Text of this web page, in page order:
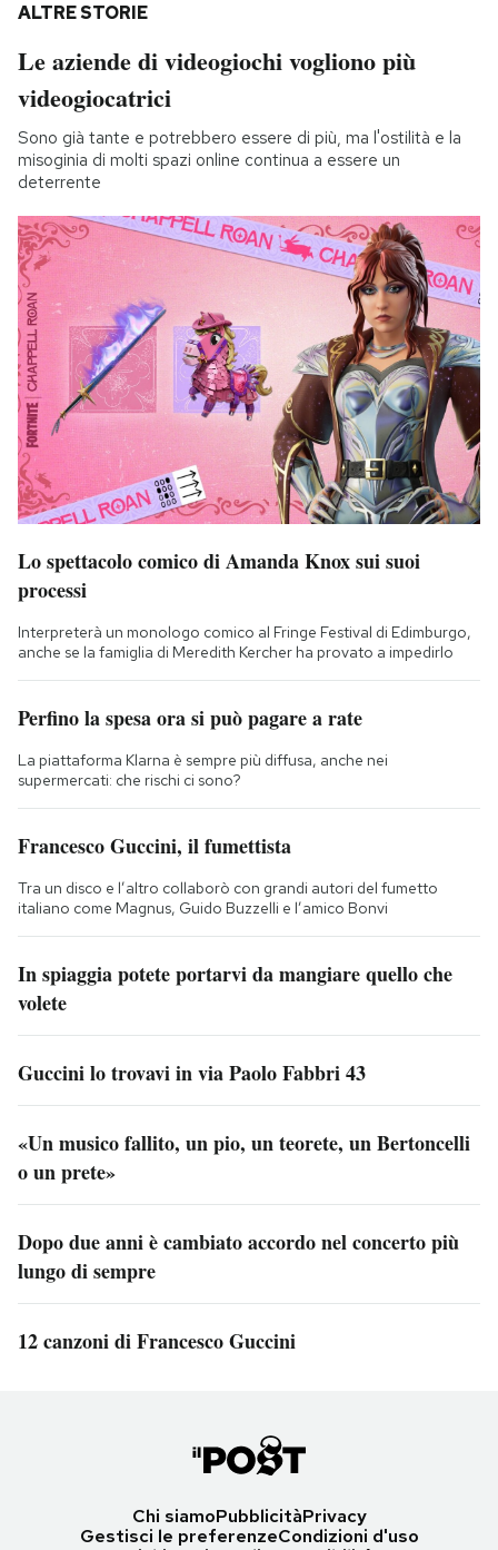
ALTRE STORIE
Le aziende di videogiochi vogliono più
videogiocatrici
Sono già tante e potrebbero essere di più, ma l'ostilità e la
misoginia di molti spazi online continua a essere un
deterrente
Lo spettacolo comico di Amanda Knox sui suoi
processi
Interpreterà un monologo comico al Fringe Festival di Edimburgo,
anche se la famiglia di Meredith Kercher ha provato a impedirlo
Perfino la spesa ora si può pagare a rate
La piattaforma Klarna è sempre più diffusa, anche nei
supermercati: che rischi ci sono?
Francesco Guccini, il fumettista
Tra un disco e l’altro collaborò con grandi autori del fumetto
italiano come Magnus, Guido Buzzelli e l’amico Bonvi
In spiaggia potete portarvi da mangiare quello che
volete
Guccini lo trovavi in via Paolo Fabbri 43
«Un musico fallito, un pio, un teorete, un Bertoncelli
o un prete»
Dopo due anni è cambiato accordo nel concerto più
lungo di sempre
12 canzoni di Francesco Guccini
Chi siamoPubblicitàPrivacy
Gestisci le preferenzeCondizioni d'uso